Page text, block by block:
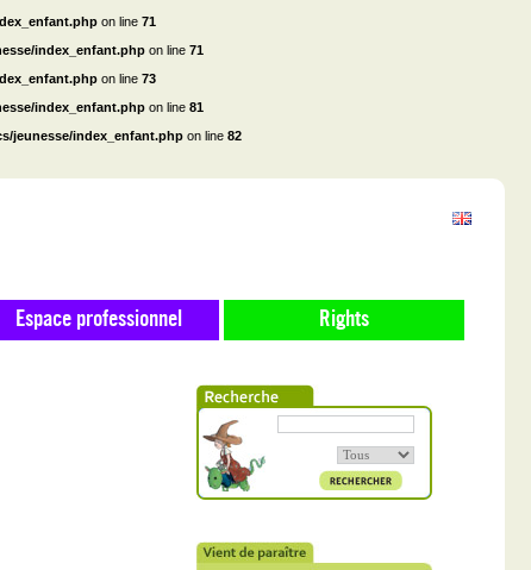
on line 71
index_enfant.php on line 71
on line 73
index_enfant.php on line 81
jeunesse/index_enfant.php on line 82
Espace professionnel Rights